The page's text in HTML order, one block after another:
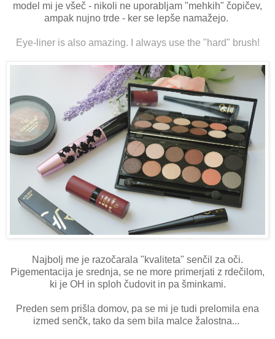
model mi je všeč - nikoli ne uporabljam "mehkih" čopičev,
ampak nujno trde - ker se lepše namažejo.
Eye-liner is also amazing. I always use the "hard" brush!
Najbolj me je razočarala "kvaliteta" senčil za oči.
Pigementacija je srednja, se ne more primerjati z rdečilom,
ki je OH in sploh čudovit in pa šminkami.
Preden sem prišla domov, pa se mi je tudi prelomila ena
izmed senčk, tako da sem bila malce žalostna...